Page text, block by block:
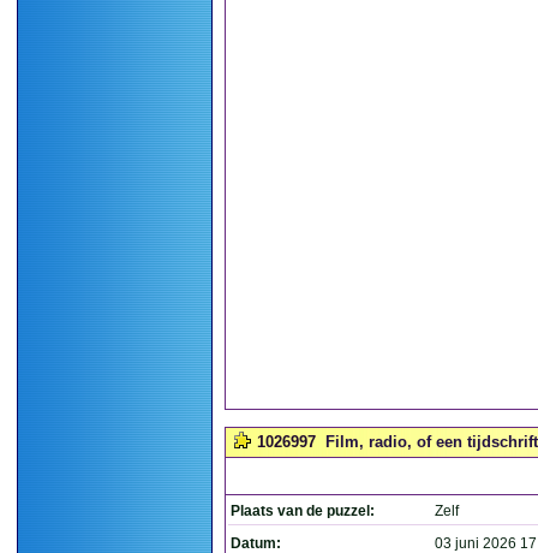
1026997 Film, radio, of een
Plaats van de puzzel:
Zelf
Datum:
03 juni 2026